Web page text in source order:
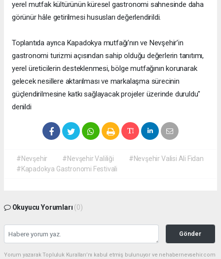
yerel mutfak kültürünün küresel gastronomi sahnesinde daha
görünür hâle getirilmesi hususları değerlendirildi.
Toplantıda ayrıca Kapadokya mutfağı’nın ve Nevşehir’in
gastronomi turizmi açısından sahip olduğu değerlerin tanıtımı,
yerel üreticilerin desteklenmesi, bölge mutfağının korunarak
gelecek nesillere aktarılması ve markalaşma sürecinin
güçlendirilmesine katkı sağlayacak projeler üzerinde duruldu"
denildi
#Nevşehir #Nevşehir Valiliği
#Nevşehir Valisi Ali Fidan
#Kapadokya Gastronomi Festivali
Okuyucu Yorumları (0)
Gönder
Yorum yazarak Topluluk Kuralları’nı kabul etmiş bulunuyor ve nehabernevsehir.com